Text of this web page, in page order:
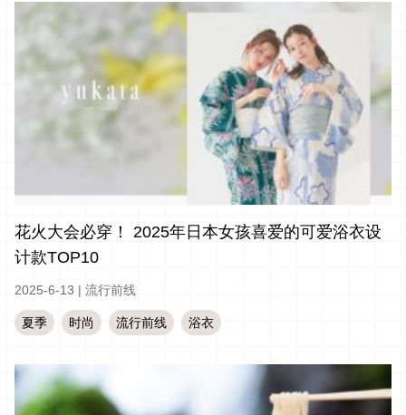
花火大会必穿！ 2025年日本女孩喜爱的可爱浴衣设
计款TOP10
2025-6-13 | 流行前线
夏季 时尚 流行前线 浴衣